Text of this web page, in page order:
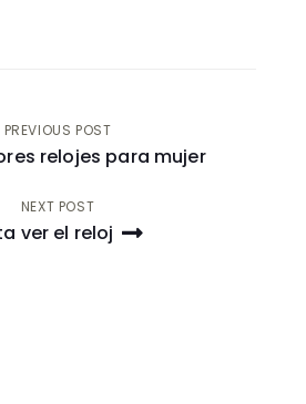
PREVIOUS POST
relojes para mujer
NEXT POST
ver el reloj